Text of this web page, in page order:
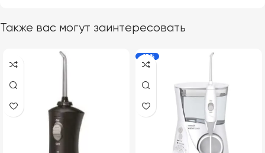
Также вас могут заинтересовать
-13%